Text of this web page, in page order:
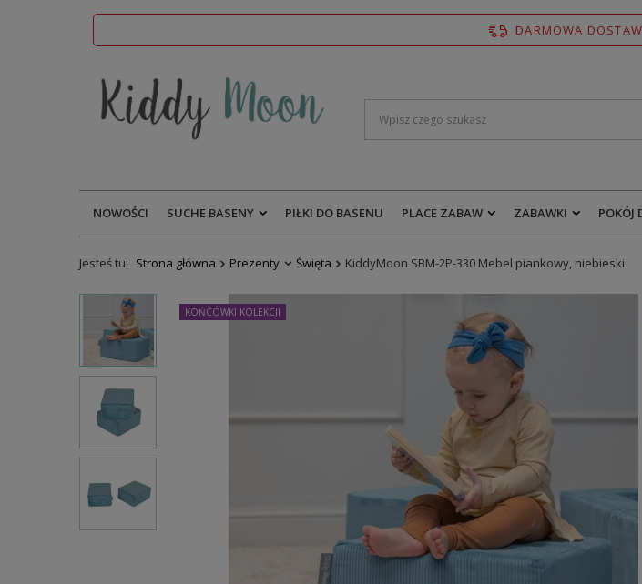
DARMOWA
NOWOŚCI SUCHE BASENY PIŁKI DO BASENU PLACE ZABAW ZABAWKI POKÓJ
Jesteś tu: Strona główna Prezenty Święta KiddyMoon SBM-2P-330 Mebel piankowy, niebieski
KOŃCÓWKI KOLEKCJI